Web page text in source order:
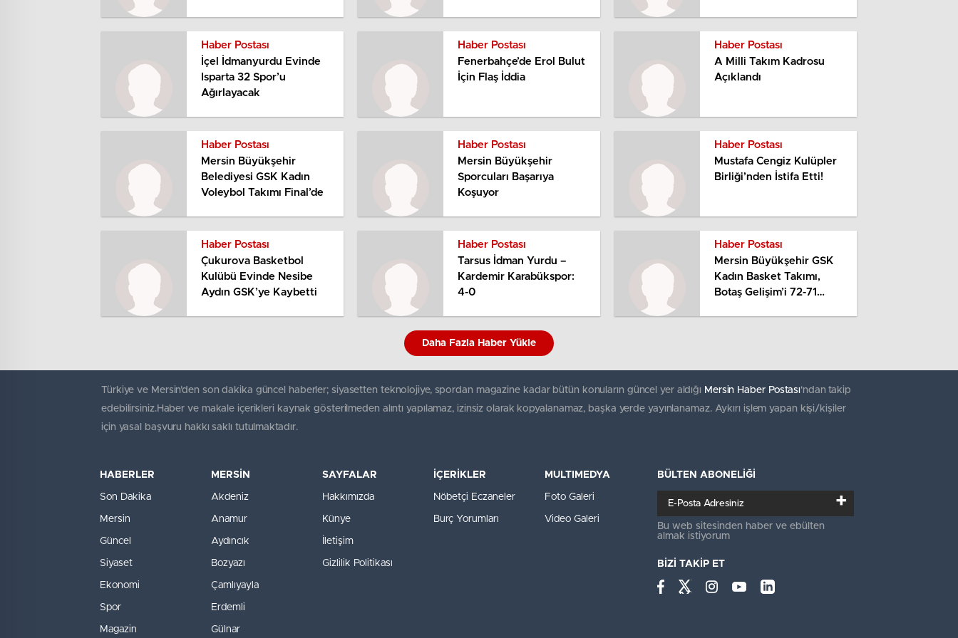
Haber Postası
İçel İdmanyurdu Evinde
Isparta 32 Spor’u
Ağırlayacak
Haber Postası
Fenerbahçe’de Erol Bulut
İçin Flaş İddia
Haber Postası
A Milli Takım Kadrosu
Açıklandı
Haber Postası
Mersin Büyükşehir
Belediyesi GSK Kadın
Voleybol Takımı Final’de
Haber Postası
Mersin Büyükşehir
Sporcuları Başarıya
Koşuyor
Haber Postası
Mustafa Cengiz Kulüpler
Birliği’nden İstifa Etti!
Haber Postası
Çukurova Basketbol
Kulübü Evinde Nesibe
Aydın GSK’ye Kaybetti
Haber Postası
Tarsus İdman Yurdu –
Kardemir Karabükspor:
4-0
Haber Postası
Mersin Büyükşehir GSK
Kadın Basket Takımı,
Botaş Gelişim’i 72-71
Daha Fazla Haber Yükle
Türkiye ve Mersin’den son dakika güncel haberler; siyasetten teknolojiye, spordan magazine kadar bütün konuların güncel yer aldığı Mersin Haber Postası'ndan takip
edebilirsiniz.Haber ve makale içerikleri kaynak gösterilmeden alıntı yapılamaz, izinsiz olarak kopyalanamaz, başka yerde yayınlanamaz. Aykırı işlem yapan kişi/kişiler
için yasal başvuru hakkı saklı tutulmaktadır.
HABERLER
Son Dakika
Mersin
Güncel
Siyaset
Ekonomi
Spor
Magazin
MERSİN
Akdeniz
Anamur
Aydıncık
Bozyazı
Çamlıyayla
Erdemli
Gülnar
SAYFALAR
Hakkımızda
Künye
İletişim
Gizlilik Politikası
İÇERİKLER
Nöbetçi Eczaneler
Burç Yorumları
MULTIMEDYA
Foto Galeri
Video Galeri
BÜLTEN ABONELİĞİ
+
Bu web sitesinden haber ve ebülten
almak istiyorum
BİZİ TAKİP ET